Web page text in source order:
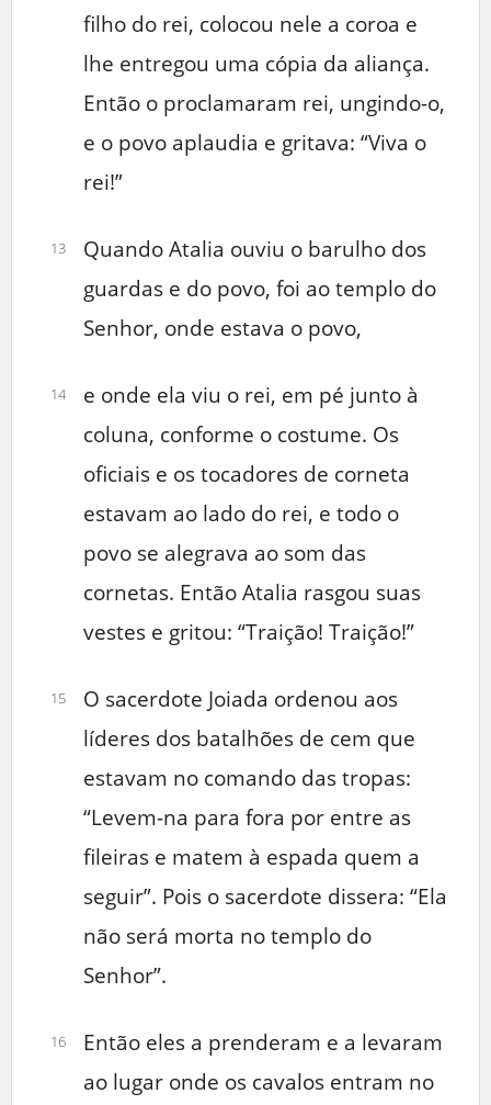
filho do rei, colocou nele a coroa e
lhe entregou uma cópia da aliança.
Então o proclamaram rei, ungindo-o,
e o povo aplaudia e gritava: “Viva o
rei!”
13
Quando Atalia ouviu o barulho dos
guardas e do povo, foi ao templo do
Senhor, onde estava o povo,
14
e onde ela viu o rei, em pé junto à
coluna, conforme o costume. Os
oficiais e os tocadores de corneta
estavam ao lado do rei, e todo o
povo se alegrava ao som das
cornetas. Então Atalia rasgou suas
vestes e gritou: “Traição! Traição!”
15
O sacerdote Joiada ordenou aos
líderes dos batalhões de cem que
estavam no comando das tropas:
“Levem-na para fora por entre as
fileiras e matem à espada quem a
seguir”. Pois o sacerdote dissera: “Ela
não será morta no templo do
Senhor”.
16
Então eles a prenderam e a levaram
ao lugar onde os cavalos entram no